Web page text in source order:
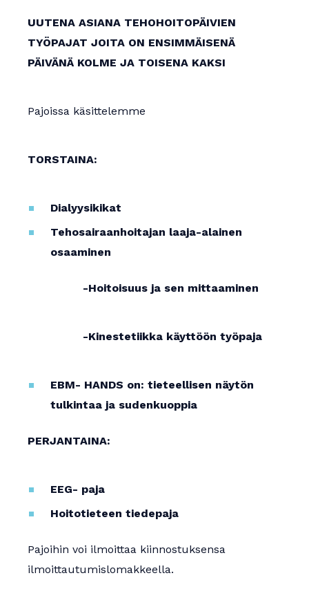
UUTENA ASIANA TEHOHOITOPÄIVIEN
TYÖPAJAT JOITA ON ENSIMMÄISENÄ
PÄIVÄNÄ KOLME JA TOISENA KAKSI
Pajoissa käsittelemme
TORSTAINA:
Dialyysikikat
Tehosairaanhoitajan laaja-alainen
osaaminen
-Hoitoisuus ja sen mittaaminen
-Kinestetiikka käyttöön työpaja
EBM- HANDS on: tieteellisen näytön
tulkintaa ja sudenkuoppia
PERJANTAINA:
EEG- paja
Hoitotieteen tiedepaja
Pajoihin voi ilmoittaa kiinnostuksensa
ilmoittautumislomakkeella.